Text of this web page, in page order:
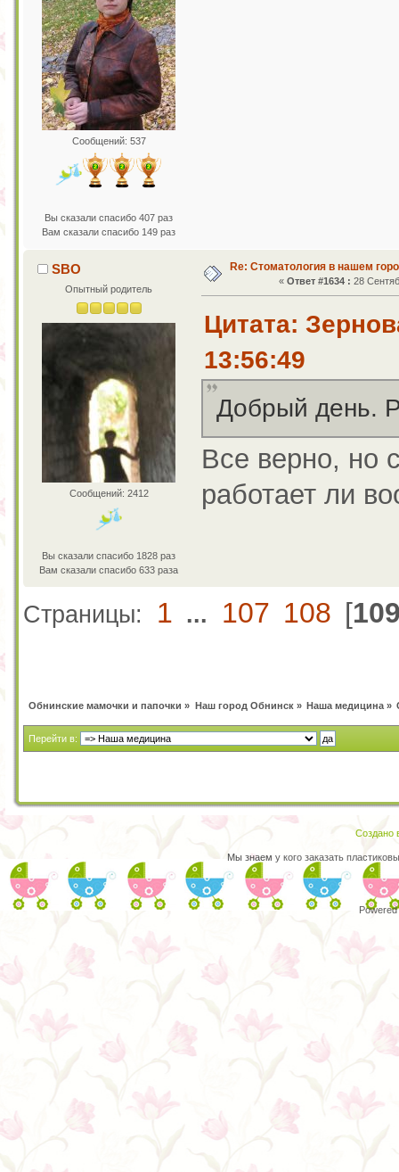
Сообщений: 537
Вы сказали спасибо 407 раз
Вам сказали спасибо 149 раз
SBO
Опытный родитель
Сообщений: 2412
Вы сказали спасибо 1828 раз
Вам сказали спасибо 633 раза
Re: Стоматология в нашем
«Ответ #1634 : 28
Цитата:
13:56:49
Добрый день.
Все верно, но
работает ли
Страницы: 1 ... 107 108 [
Обнинские мамочки и папочки » Наш город Обнинск» Наша медицина»
Перейти в:
Создано
Мы знаем у кого заказать